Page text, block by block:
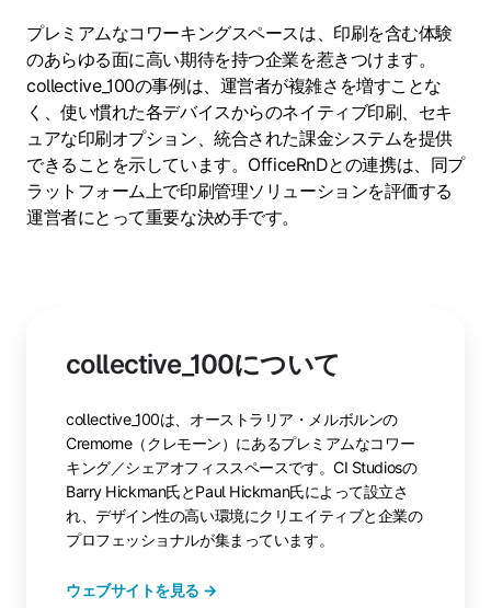
プレミアムなコワーキングスペースは、印刷を含む体験
のあらゆる面に高い期待を持つ企業を惹きつけます。
collective_100の事例は、運営者が複雑さを増すことな
く、使い慣れた各デバイスからのネイティブ印刷、セキ
ュアな印刷オプション、統合された課金システムを提供
できることを示しています。OfficeRnDとの連携は、同プ
ラットフォーム上で印刷管理ソリューションを評価する
運営者にとって重要な決め手です。
collective_100について
collective_100は、オーストラリア・メルボルンの
Cremorne（クレモーン）にあるプレミアムなコワー
キング／シェアオフィススペースです。CI Studiosの
Barry Hickman氏とPaul Hickman氏によって設立さ
れ、デザイン性の高い環境にクリエイティブと企業の
プロフェッショナルが集まっています。
ウェブサイトを見る →